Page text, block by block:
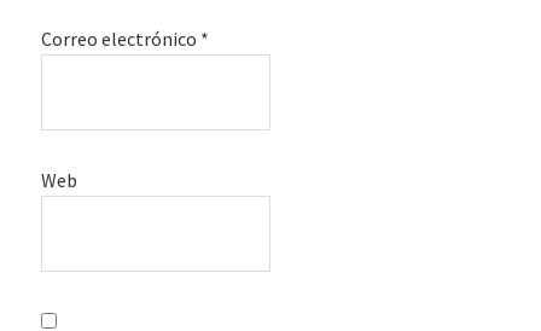
Correo electrónico *
Web